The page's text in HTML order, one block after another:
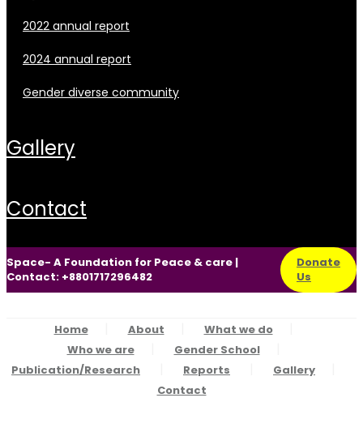
2022 annual report
2024 annual report
gender diverse community
gallery
contact
Space- A Foundation for Peace & care |
Contact: +8801717296482
Donate
Us
Home About
What we do
Who we are
Gender School
Publication/Research
Reports
Gallery
Contact